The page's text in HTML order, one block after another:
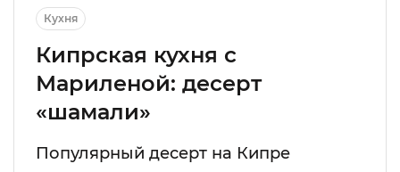
Кухня
Кипрская кухня с
Мариленой: десерт
«шамали»
Популярный десерт на Кипре